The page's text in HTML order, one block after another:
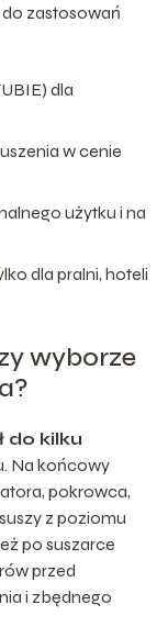
zastosowań
dla
w cenie
użytku i na
dla pralni, hoteli
wyborze
do kilku
Na końcowy
pokrowca,
z poziomu
po suszarce
przed
i zbędnego